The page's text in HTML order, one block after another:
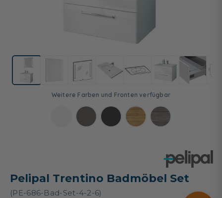
Pelipal Trentino Badmöbel Set
(PE-686-Bad-Set-4-2-6)